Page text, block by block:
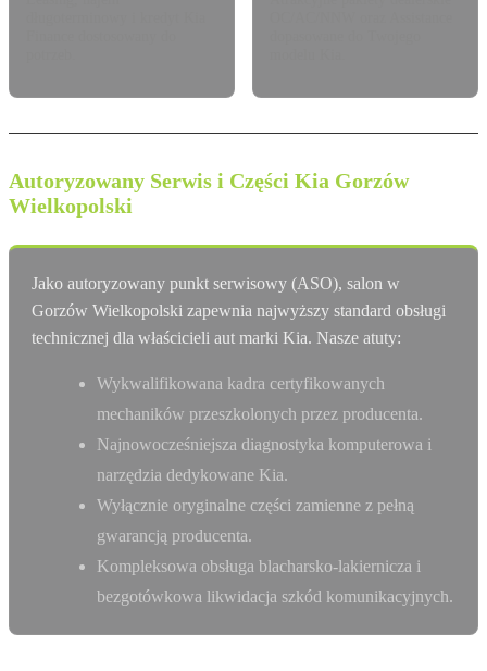
Autoryzowany Serwis i Części Kia Gorzów
Wielkopolski
Jako autoryzowany punkt serwisowy (ASO), salon w
Gorzów Wielkopolski zapewnia najwyższy standard obsługi
technicznej dla właścicieli aut marki Kia. Nasze atuty:
Wykwalifikowana kadra certyfikowanych
mechaników przeszkolonych przez producenta.
Najnowocześniejsza diagnostyka komputerowa i
narzędzia dedykowane Kia.
Wyłącznie oryginalne części zamienne z pełną
gwarancją producenta.
Kompleksowa obsługa blacharsko-lakiernicza i
bezgotówkowa likwidacja szkód komunikacyjnych.